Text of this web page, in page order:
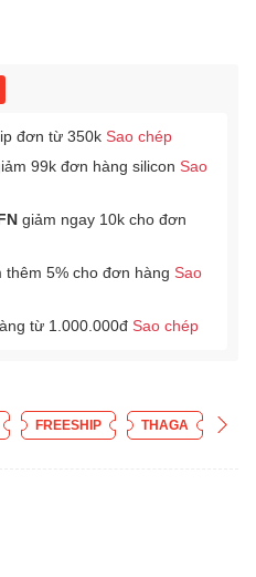
đơn từ 350k Sao chép
99k đơn hàng silicon Sao
giảm ngay 10k cho đơn
thêm 5% cho đơn hàng Sao
từ 1.000.000đ Sao chép
FREESHIP THAGA